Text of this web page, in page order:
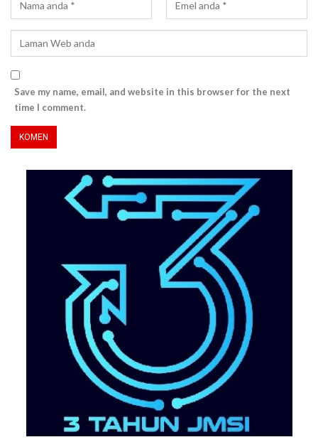
Save my name, email, and website in this browser for the next
time I comment.